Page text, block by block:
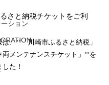
ション
さと納税チケットをご利
、**「川崎市ふるさと納税」
メンテナンスチケット」**を
た！